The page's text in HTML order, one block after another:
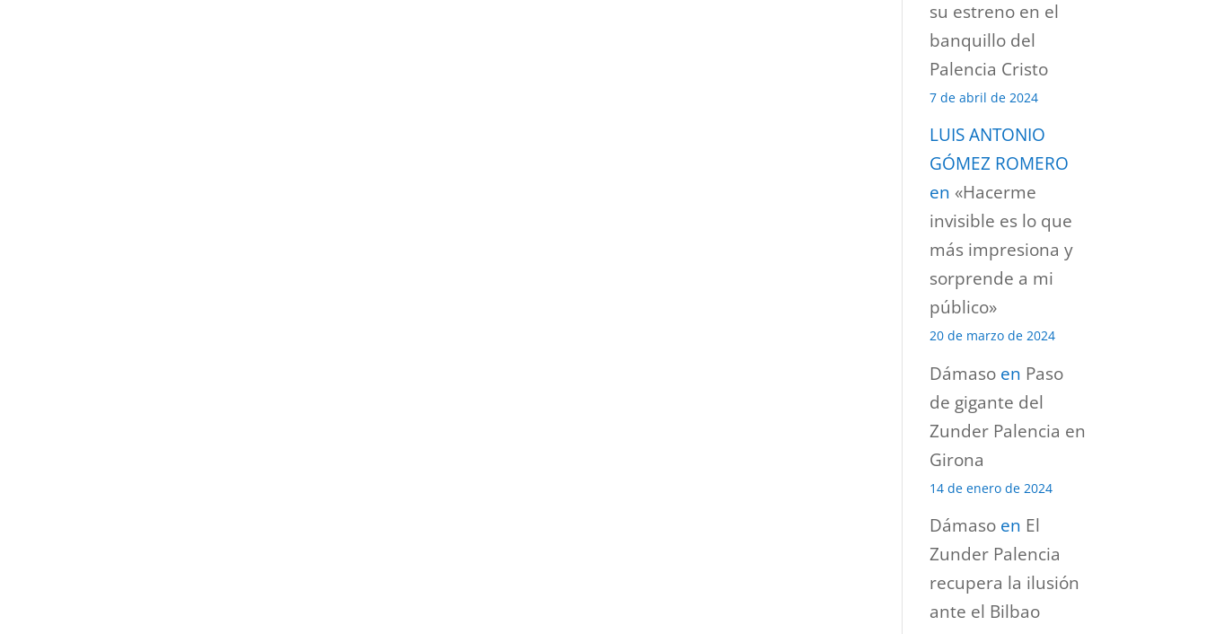
su estreno en el
banquillo del
Palencia Cristo
7 de abril de 2024
LUIS ANTONIO
GÓMEZ ROMERO
en «Hacerme
invisible es lo que
más impresiona y
sorprende a mi
público»
20 de marzo de 2024
Dámaso en Paso
de gigante del
Zunder Palencia en
Girona
14 de enero de 2024
Dámaso en El
Zunder Palencia
recupera la ilusión
ante el Bilbao